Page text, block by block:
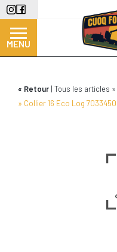
Aller
au
contenu
principal
MENU
Retour Tous les articles
Collier 16 Eco Log 7033450